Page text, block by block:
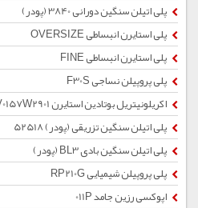
پلی اتیلن سنگین دورانی 3840 (پودر)
پلی استایرن انبساطی OVERSIZE
پلی استایرن انبساطی FINE
پلی پروپیلن نساجی F30S
اکریلونیتریل بوتادین استایرن SV0157W2901
پلی اتیلن سنگین تزریقی (پودر) 52518
پلی اتیلن سنگین بادی BL3 (پودر)
پلی پروپیلن شیمیایی RP210G
اپوکسی رزین جامد 011P